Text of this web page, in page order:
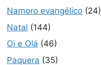
Namoro evangélico (24)
Natal (144)
Oi e Olá (46)
Paquera (35)